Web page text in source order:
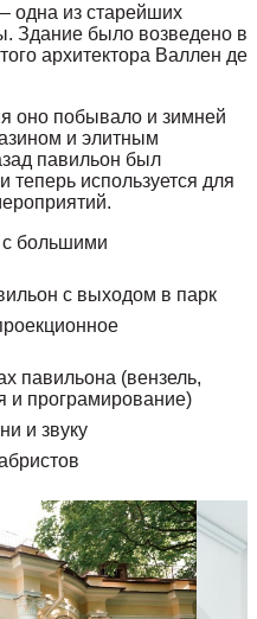
одна из старейших
Здание было возведено в
архитектора Валлен де
оно побывало и зимней
и элитным
павильон был
теперь используется для
большими
с выходом в парк
павильона (вензель,
и програмирование)
и звуку